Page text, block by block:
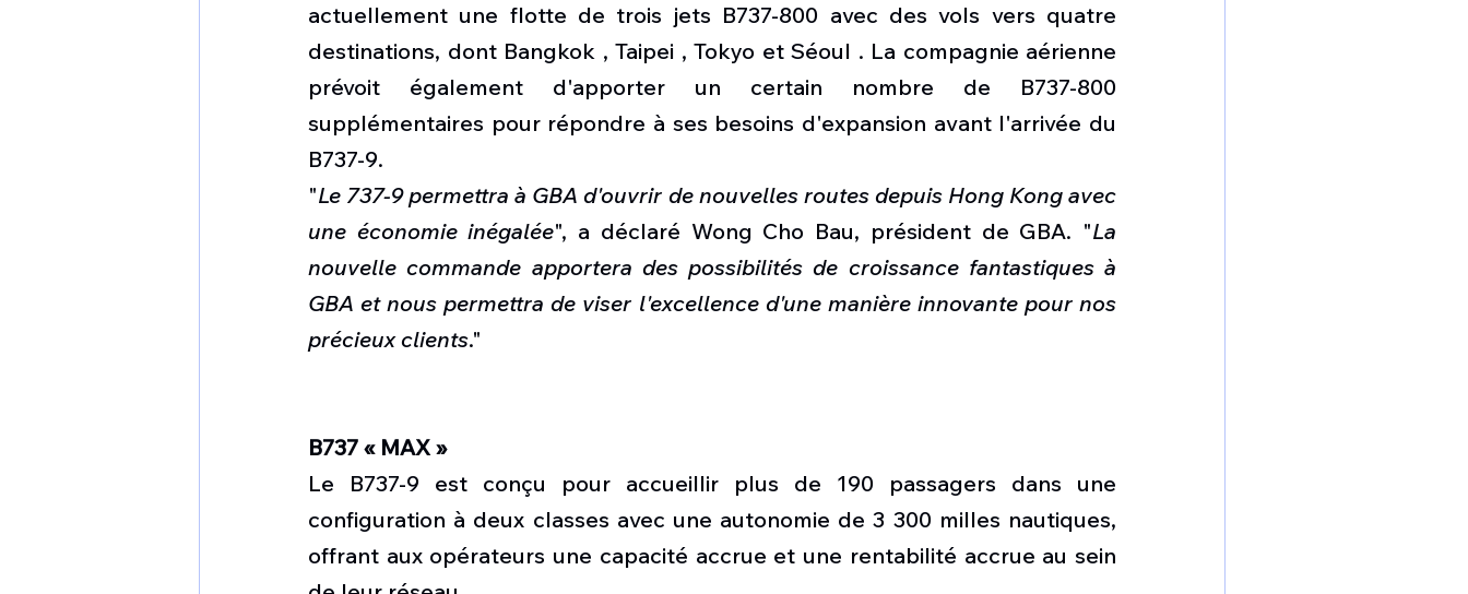
actuellement une flotte de trois jets B737-800 avec des vols vers quatre
destinations, dont Bangkok , Taipei , Tokyo et Séoul . La compagnie aérienne
prévoit également d'apporter un certain nombre de B737-800
supplémentaires pour répondre à ses besoins d'expansion avant l'arrivée du
B737-9.
"Le 737-9 permettra à GBA d'ouvrir de nouvelles routes depuis Hong Kong avec
une économie inégalée", a déclaré Wong Cho Bau, président de GBA. "La
nouvelle commande apportera des possibilités de croissance fantastiques à
GBA et nous permettra de viser l'excellence d'une manière innovante pour nos
précieux clients."
B737 « MAX »
Le B737-9 est conçu pour accueillir plus de 190 passagers dans une
configuration à deux classes avec une autonomie de 3 300 milles nautiques,
offrant aux opérateurs une capacité accrue et une rentabilité accrue au sein